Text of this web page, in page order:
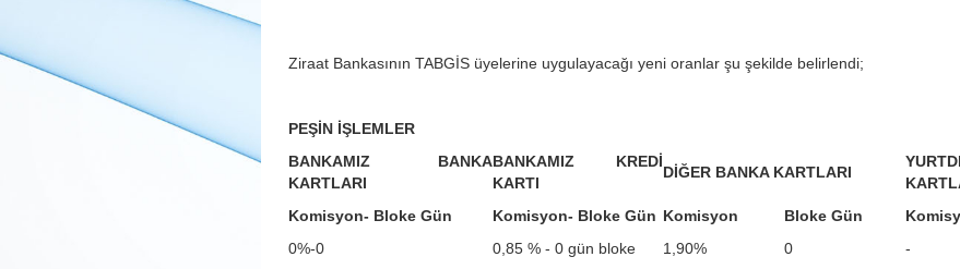
Ziraat Bankasının TABGİS üyelerine uygulayacağı yeni oranlar şu şekilde belirlendi;
PEŞİN İŞLEMLER
BANKAMIZ BANKA
KARTLARI
BANKAMIZ KREDİ
KARTI
DİĞER BANKA KARTLARI
Komisyon- Bloke Gün
Komisyon- Bloke Gün Komisyon Bloke Gün
0%-0
0,85 % - 0 gün bloke 1,90% 0 -